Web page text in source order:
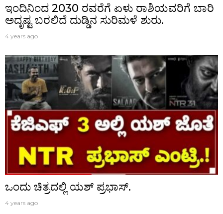
ಇಂದಿನಿಂದ 2030 ರವರೆಗೆ ಏಳು ರಾಶಿಯವರಿಗೆ ಬಾರಿ
ಅದೃಷ್ಟ ಬರಲಿದೆ ದುಡ್ಡಿನ ಸುರಿಮಳೆ ಶುರು.
4 years ago
ಒಂದು ಚಿತ್ರದಲ್ಲಿ ಯಶ್ ಪ್ರಭಾಸ್.
4 years ago